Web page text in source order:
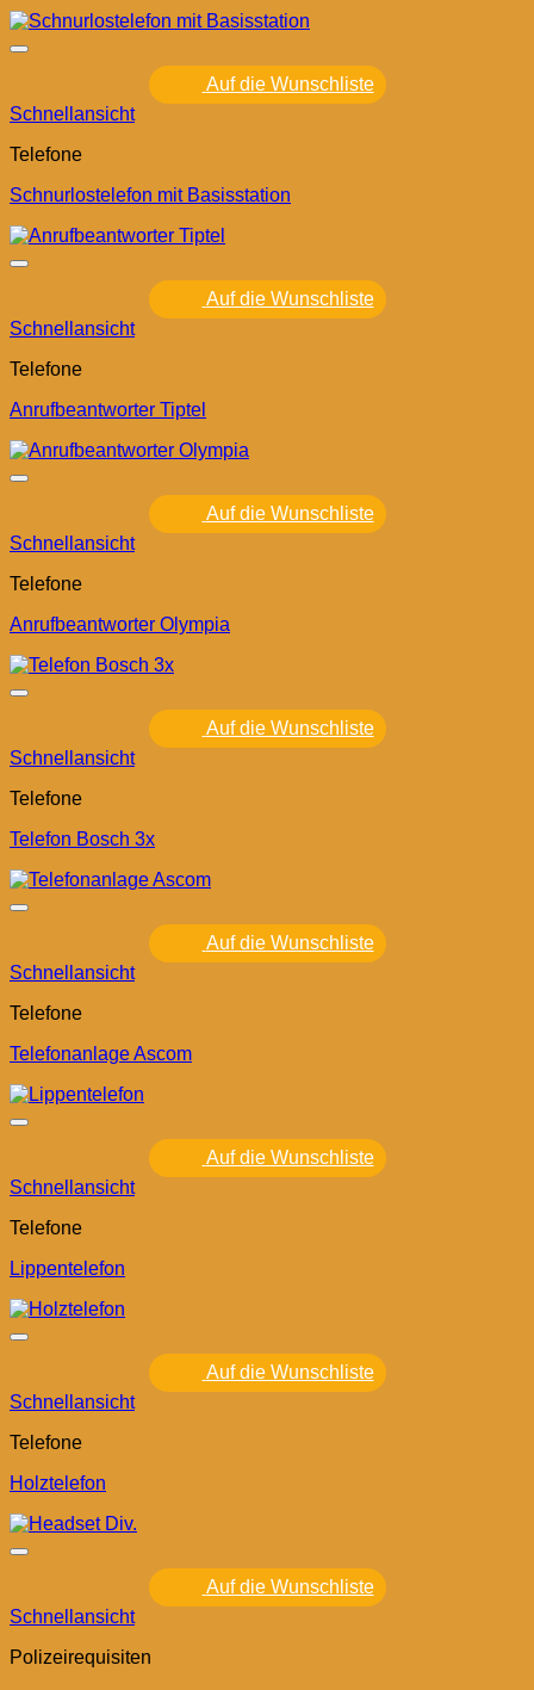
Auf die Wunschliste
Schnellansicht
Telefone
Schnurlostelefon mit Basisstation
Auf die Wunschliste
Schnellansicht
Telefone
Anrufbeantworter Tiptel
Auf die Wunschliste
Schnellansicht
Telefone
Anrufbeantworter Olympia
Auf die Wunschliste
Schnellansicht
Telefone
Telefon Bosch 3x
Auf die Wunschliste
Schnellansicht
Telefone
Telefonanlage Ascom
Auf die Wunschliste
Schnellansicht
Telefone
Lippentelefon
Auf die Wunschliste
Schnellansicht
Telefone
Holztelefon
Auf die Wunschliste
Schnellansicht
Polizeirequisiten